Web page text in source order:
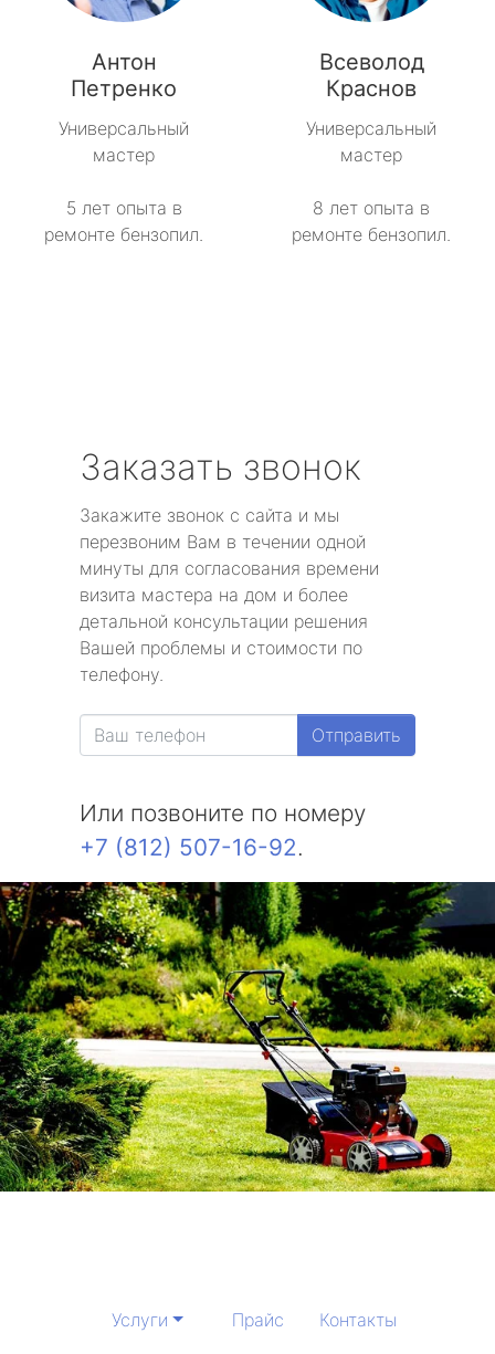
Антон
Петренко
Универсальный
мастер
5 лет опыта в
ремонте бензопил.
Всеволод
Краснов
Универсальный
мастер
8 лет опыта в
ремонте бензопил.
Заказать звонок
Закажите звонок с сайта и мы
перезвоним Вам в течении одной
минуты для согласования времени
визита мастера на дом и более
детальной консультации решения
Вашей проблемы и стоимости по
телефону.
Отправить
Или позвоните по номеру
+7 (812) 507-16-92.
Услуги Прайс
Контакты